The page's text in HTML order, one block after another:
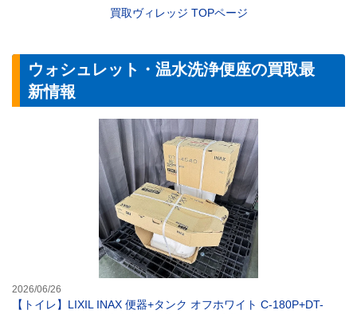
買取ヴィレッジ TOPページ
ウォシュレット・温水洗浄便座の買取最
新情報
2026/06/26
【トイレ】LIXIL INAX 便器+タンク オフホワイト C-180P+DT-